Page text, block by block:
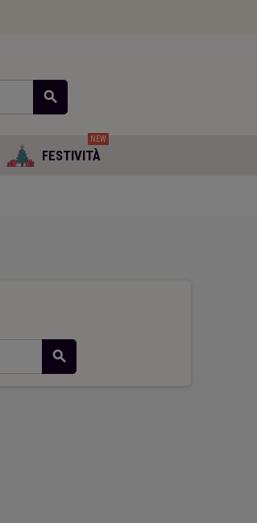
search
FESTIVITÀ
NEW
search